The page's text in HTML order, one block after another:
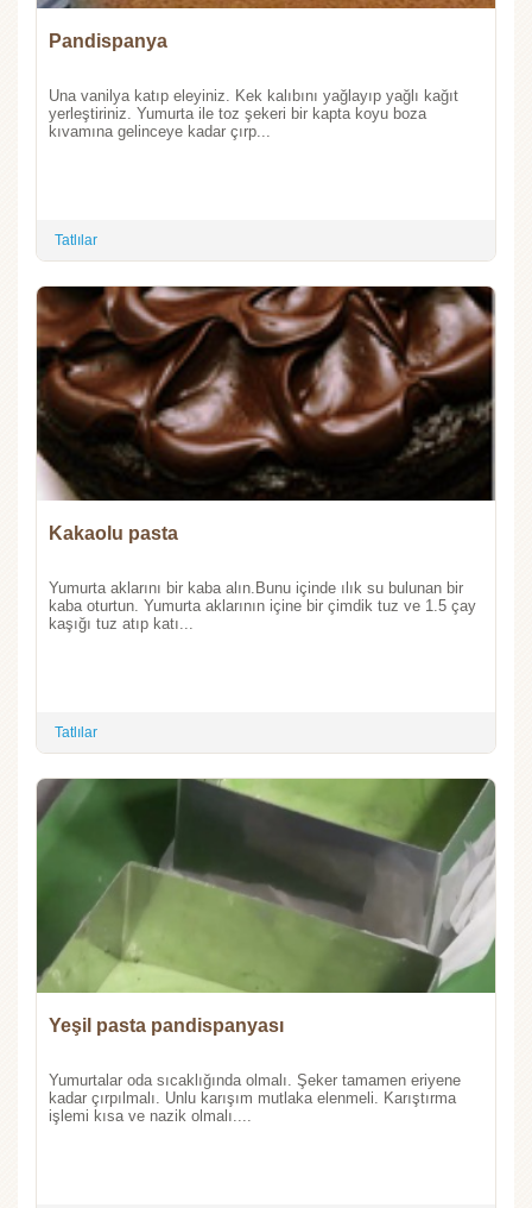
Pandispanya
Una vanilya katıp eleyiniz. Kek kalıbını yağlayıp yağlı kağıt
yerleştiriniz. Yumurta ile toz şekeri bir kapta koyu boza
kıvamına gelinceye kadar çırp...
Tatlılar
Kakaolu pasta
Yumurta aklarını bir kaba alın.Bunu içinde ılık su bulunan bir
kaba oturtun. Yumurta aklarının içine bir çimdik tuz ve 1.5 çay
kaşığı tuz atıp katı...
Tatlılar
Yeşil pasta pandispanyası
Yumurtalar oda sıcaklığında olmalı. Şeker tamamen eriyene
kadar çırpılmalı. Unlu karışım mutlaka elenmeli. Karıştırma
işlemi kısa ve nazik olmalı....